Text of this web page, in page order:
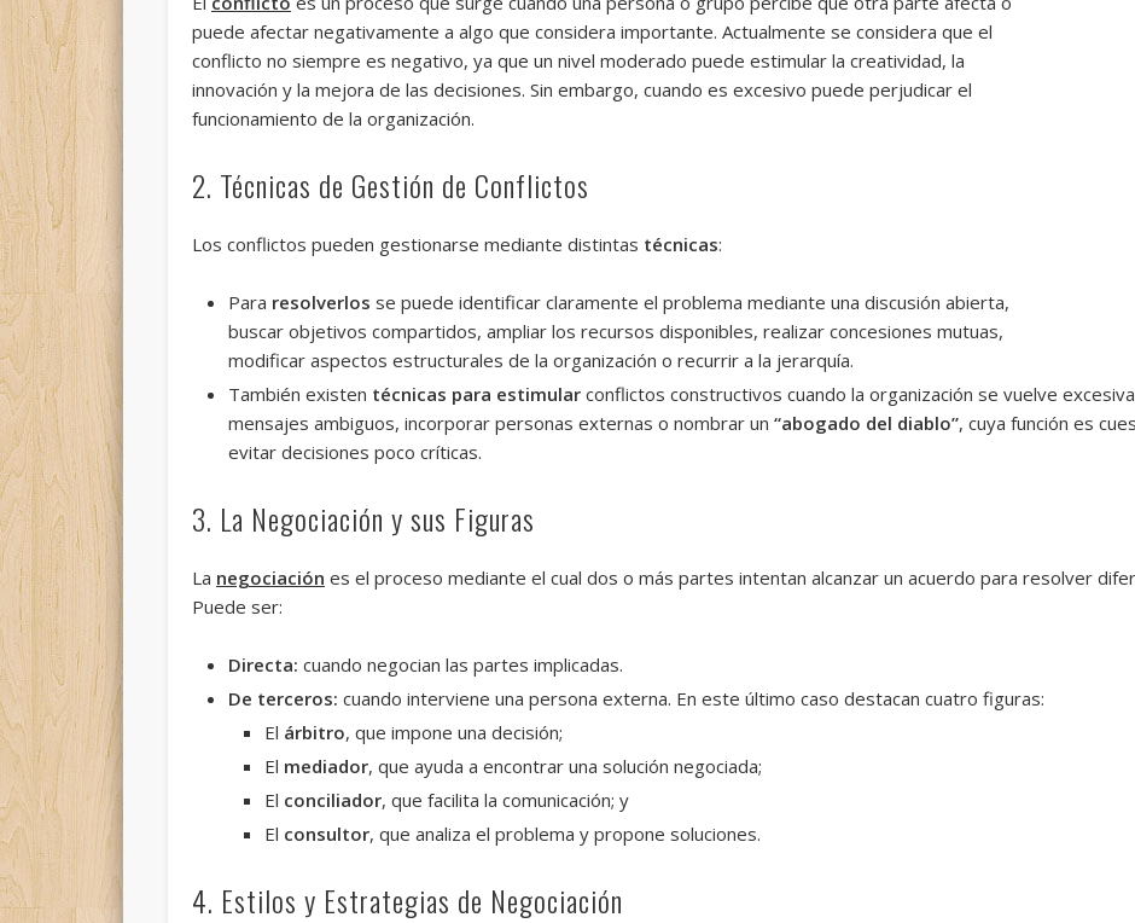
puede afectar negativamente a algo que considera importante. Actualmente se considera que el
conflicto no siempre es negativo, ya que un nivel moderado puede estimular la creatividad, la
innovación y la mejora de las decisiones. Sin embargo, cuando es excesivo puede perjudicar el
funcionamiento de la organización.
2. Técnicas de Gestión de Conflictos
Los conflictos pueden gestionarse mediante distintas técnicas:
Para resolverlos se puede identificar claramente el problema mediante una discusión abierta,
buscar objetivos compartidos, ampliar los recursos disponibles, realizar concesiones mutuas,
modificar aspectos estructurales de la organización o recurrir a la jerarquía.
También existen técnicas para estimularconflictos constructivos cuando la organización se vuelve
mensajes ambiguos, incorporar personas externas o nombrar un “abogado del diablo”, cuya función es
evitar decisiones poco críticas.
3. La Negociación y sus Figuras
La negociación es el proceso mediante el cual dos o más partes intentan alcanzar un acuerdo para resolver
Puede ser:
Directa: cuando negocian las partes implicadas.
De terceros: cuando interviene una persona externa. En este último caso destacan cuatro figuras:
El árbitro, que impone una decisión;
El mediador, que ayuda a encontrar una solución negociada;
El conciliador, que facilita la comunicación; y
El consultor, que analiza el problema y propone soluciones.
4. Estilos y Estrategias de Negociación